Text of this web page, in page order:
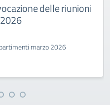
delle riunioni
marzo 2026